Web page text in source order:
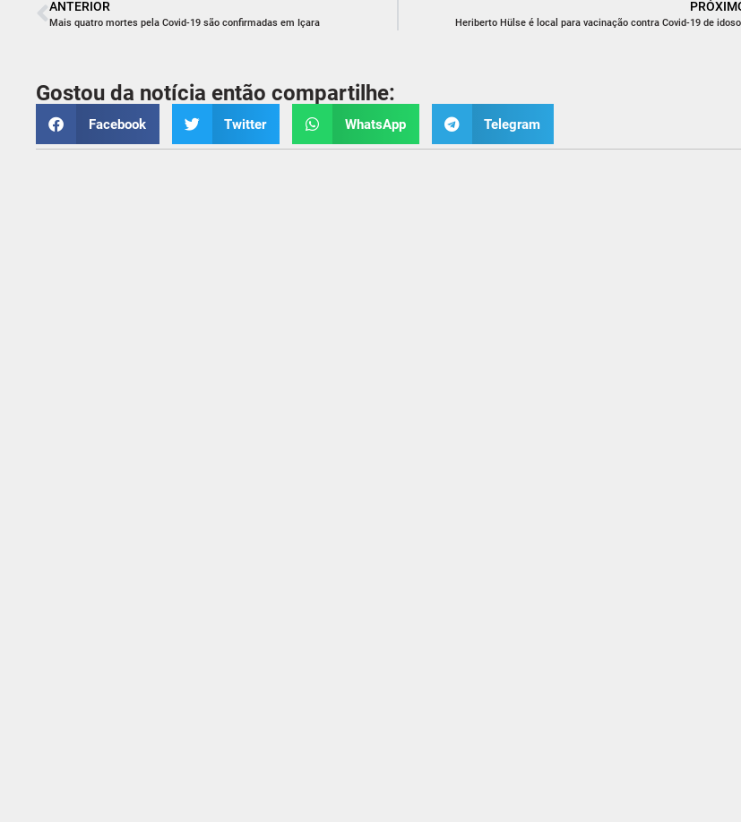
ANTERIOR
Mais quatro mortes pela Covid-19 são confirmadas em Içara Heriberto Hülse é local para vacinação contra Covid-19 de
Gostou da notícia então compartilhe:
Facebook Twitter WhatsApp Telegram